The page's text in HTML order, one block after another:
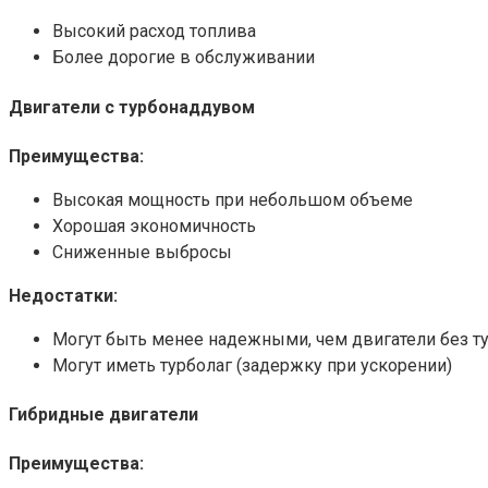
Высокий расход топлива
Более дорогие в обслуживании
Двигатели с турбонаддувом
Преимущества:
Высокая мощность при небольшом объеме
Хорошая экономичность
Сниженные выбросы
Недостатки:
Могут быть менее надежными, чем двигатели без
Могут иметь турболаг (задержку при ускорении)
Гибридные двигатели
Преимущества: